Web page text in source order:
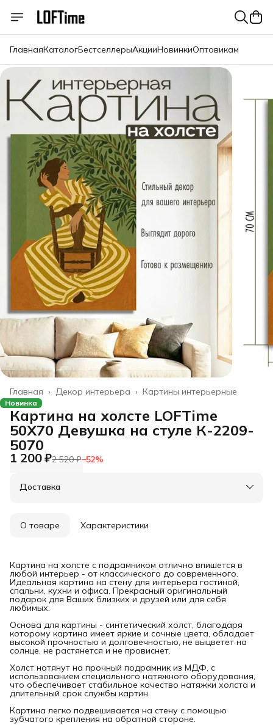
ГлавнаяКаталогБестселлерыАкцииНовинкиОптовикам
Картины интерьерные
Декор интерьера ›
Главная ›
Новинка
Картина на холсте LOFTime
50Х70 Девушка на стуле К-2209-
5070
1 200 ₽2 520 ₽−52%
Доставка
О товаре Характеристики
Картина на холсте с подрамником отлично впишется в
любой интерьер - от классического до современного.
Идеальная картина на стену для интерьера гостиной,
спальни, кухни и офиса. Прекрасный оригинальный
подарок для Ваших близких и друзей или для себя
любимых.
Основа для картины - синтетический холст, благодаря
которому картина имеет яркие и сочные цвета, обладает
высокой прочностью и долговечностью, не выцветет на
солнце, не растянется и не провиснет.
Холст натянут на прочный подрамник из МДФ, с
использованием специального натяжного оборудования,
что обеспечивает стабильное качество натяжки холста и
длительный срок службы картин.
Картина легко подвешивается на стену с помощью
зубчатого крепления на обратной стороне.